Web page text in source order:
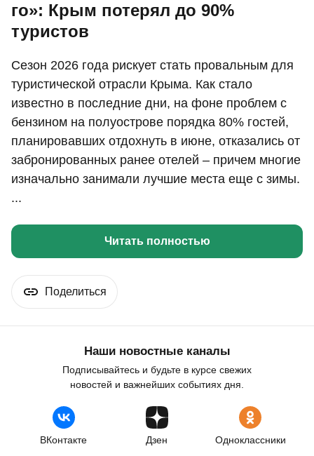
го»: Крым потерял до 90%
туристов
Сезон 2026 года рискует стать провальным для
туристической отрасли Крыма. Как стало
известно в последние дни, на фоне проблем с
бензином на полуострове порядка 80% гостей,
планировавших отдохнуть в июне, отказались от
забронированных ранее отелей – причем многие
изначально занимали лучшие места еще с зимы.
...
Читать полностью
Поделиться
Наши новостные каналы
Подписывайтесь и будьте в курсе свежих
новостей и важнейших событиях дня.
ВКонтакте Дзен Одноклассники